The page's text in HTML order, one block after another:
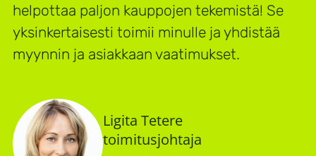
helpottaa paljon kauppojen tekemistä! Se
yksinkertaisesti toimii minulle ja yhdistää
myynnin ja asiakkaan vaatimukset.
Ligita Tetere
toimitusjohtaja